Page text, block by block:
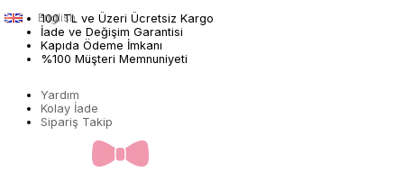
100 TL ve Üzeri Ücretsiz Kargo
İade ve Değişim Garantisi
Kapıda Ödeme İmkanı
%100 Müşteri Memnuniyeti
Yardım
Kolay İade
Sipariş Takip
English